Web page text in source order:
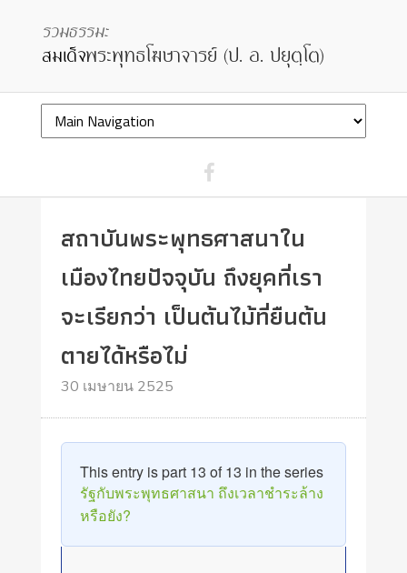
สถาบันพระพุทธศาสนาใน
เมืองไทยปัจจุบัน ถึงยุคที่เรา
จะเรียกว่า เป็นต้นไม้ที่ยืนต้น
ตายได้หรือไม่
30 เมษายน 2525
This entry is part 13 of 13 in the series
รัฐกับพระพุทธศาสนา ถึงเวลาชำระล้าง
หรือยัง?